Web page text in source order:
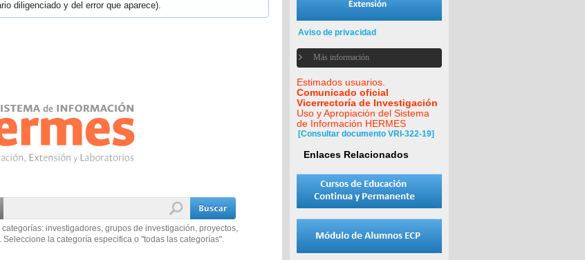
diligenciado y del error que aparece).
investigadores, grupos de investigación, proyectos,
la categoría especifica o "todas las categorías".
Aviso de privacidad
Más información
Estimados usuarios.
Comunicado oficial
Vicerrectoría de Investigación
Uso y Apropiación del Sistema
de Información HERMES
[Consultar documento VRI-322-19]
Enlaces Relacionados